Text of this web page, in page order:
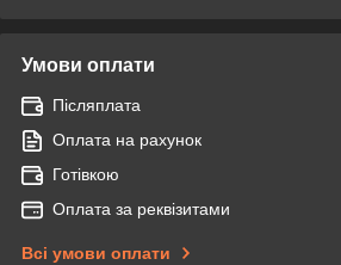
Умови оплати
Післяплата
Оплата на рахунок
Готівкою
Оплата за реквізитами
Всі умови оплати